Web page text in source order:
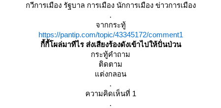
กวีการเมือง รัฐบาล การเมือง นักการเมือง ข่าวการเมือง
.
จากกระทู้
https://pantip.com/topic/43345172/comment1
กี้กี้โผล่มาทีไร ส่งเสียงร้องดังเข้าไปให้ปั่นป่วน
กระทู้คำถาม
ติดตาม
ต่งกลอน
.
ความคิดเห็นที่ 1
.